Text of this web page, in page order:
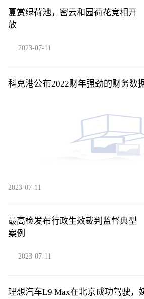
夏赏绿荷池，密云和园荷花竞相开
放
2023-07-11
科克港公布2022财年强劲的财务数
2023-07-11
最高检发布行政生效裁判监督典型
案例
2023-07-11
理想汽车L9 Max在北京成功驾驶，